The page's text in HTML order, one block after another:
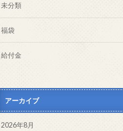
未分類
福袋
給付金
アーカイブ
2026年8月